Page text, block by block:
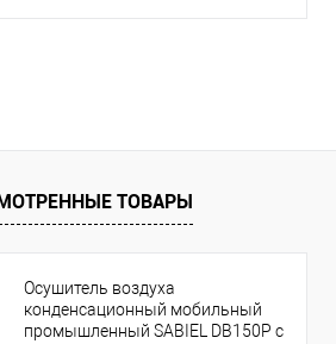
ТОВАРЫ
Осушитель воздуха
конденсационный мобильный
промышленный SABIEL DB150P с